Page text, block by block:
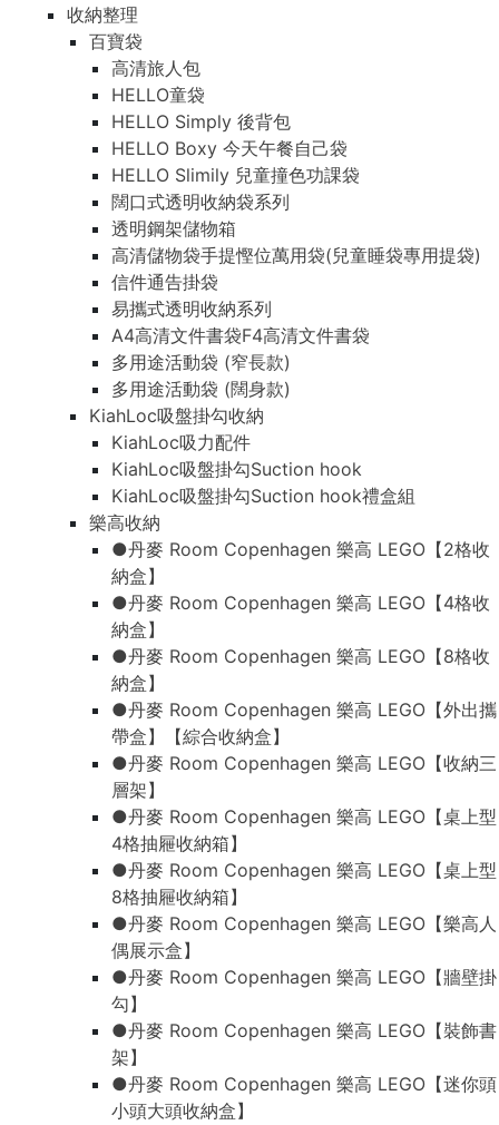
收納整理
百寶袋
高清旅人包
HELLO童袋
HELLO Simply 後背包
HELLO Boxy 今天午餐自己袋
HELLO Slimily 兒童撞色功課袋
闊口式透明收納袋系列
透明鋼架儲物箱
高清儲物袋手提慳位萬用袋(兒童睡袋專用提袋)
信件通告掛袋
易攜式透明收納系列
A4高清文件書袋F4高清文件書袋
多用途活動袋 (窄長款)
多用途活動袋 (闊身款)
KiahLoc吸盤掛勾收納
KiahLoc吸力配件
KiahLoc吸盤掛勾Suction hook
KiahLoc吸盤掛勾Suction hook禮盒組
樂高收納
●丹麥 Room Copenhagen 樂高 LEGO【2格收
納盒】
●丹麥 Room Copenhagen 樂高 LEGO【4格收
納盒】
●丹麥 Room Copenhagen 樂高 LEGO【8格收
納盒】
●丹麥 Room Copenhagen 樂高 LEGO【外出攜
帶盒】【綜合收納盒】
●丹麥 Room Copenhagen 樂高 LEGO【收納三
層架】
●丹麥 Room Copenhagen 樂高 LEGO【桌上型
4格抽屜收納箱】
●丹麥 Room Copenhagen 樂高 LEGO【桌上型
8格抽屜收納箱】
●丹麥 Room Copenhagen 樂高 LEGO【樂高人
偶展示盒】
●丹麥 Room Copenhagen 樂高 LEGO【牆壁掛
勾】
●丹麥 Room Copenhagen 樂高 LEGO【裝飾書
架】
●丹麥 Room Copenhagen 樂高 LEGO【迷你頭
小頭大頭收納盒】